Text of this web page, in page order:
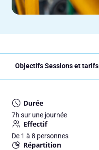
Objectifs Sessions et tarifs
Durée
7h sur une journée
Effectif
De 1 à 8 personnes
Répartition